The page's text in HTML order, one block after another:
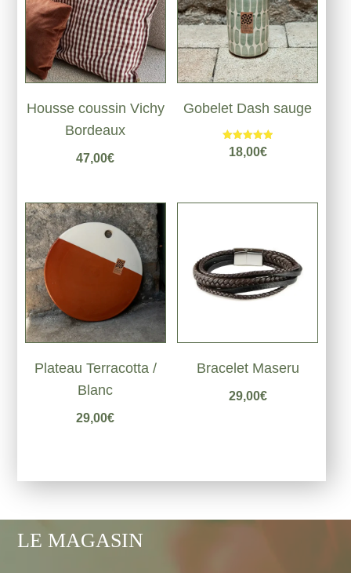
Housse coussin Vichy
Bordeaux
47,00€
Gobelet Dash sauge
Note
5.00
18,00€
Plateau Terracotta /
Blanc
29,00€
Bracelet Maseru
29,00€
LE MAGASIN